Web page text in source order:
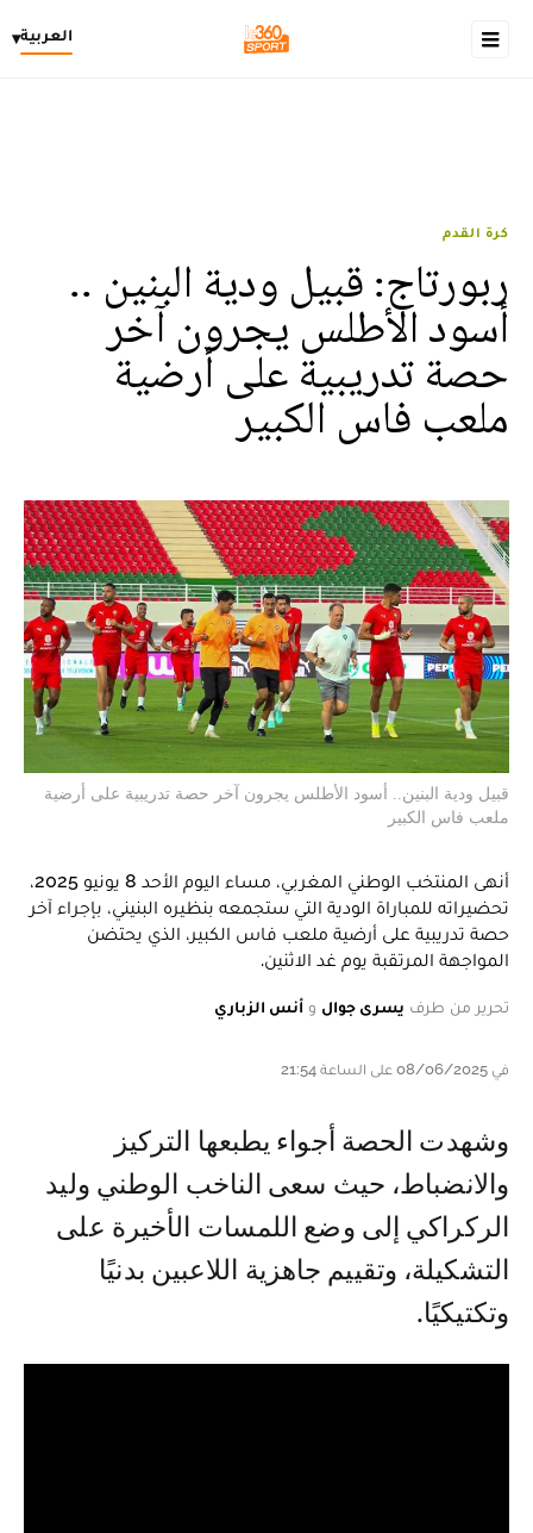
العربية▾
كرة القدم
ربورتاج: قبيل ودية البنين ..
أسود الأطلس يجرون آخر
حصة تدريبية على أرضية
ملعب فاس الكبير
قبيل ودية البنين.. أسود الأطلس يجرون آخر حصة تدريبية على أرضية
ملعب فاس الكبير
أنهى المنتخب الوطني المغربي، مساء اليوم الأحد 8 يونيو 2025،
تحضيراته للمباراة الودية التي ستجمعه بنظيره البنيني، بإجراء آخر
حصة تدريبية على أرضية ملعب فاس الكبير، الذي يحتضن
المواجهة المرتقبة يوم غد الاثنين.
تحرير من طرف يسرى جوال و أنس الزباري
في 08/06/2025 على الساعة 21:54
وشهدت الحصة أجواء يطبعها التركيز
والانضباط، حيث سعى الناخب الوطني وليد
الركراكي إلى وضع اللمسات الأخيرة على
التشكيلة، وتقييم جاهزية اللاعبين بدنيًا
وتكتيكيًا.